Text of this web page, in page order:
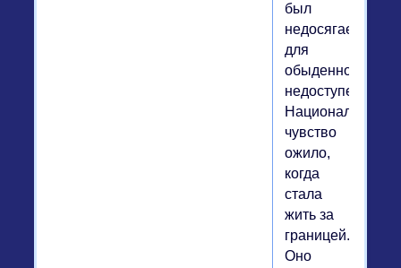
был
недосягаем,
для
обыденности
недоступен.
Национальное
чувство
ожило,
когда
стала
жить за
границей.
Оно